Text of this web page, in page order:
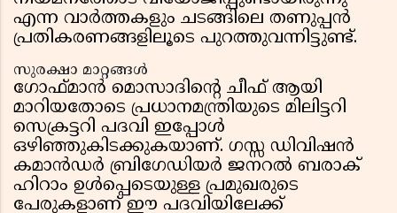
എന്ന വാർത്തകളും ചടങ്ങിലെ തണുപ്പൻ
പ്രതികരണങ്ങളിലൂടെ പുറത്തുവന്നിട്ടുണ്ട്.
സുരക്ഷാ മാറ്റങ്ങൾ
ഗോഫ്മാൻ മൊസാദിന്റെ ചീഫ് ആയി
മാറിയതോടെ പ്രധാനമന്ത്രിയുടെ മിലിട്ടറി
സെക്രട്ടറി പദവി ഇപ്പോൾ
ഒഴിഞ്ഞുകിടക്കുകയാണ്. ഗസ്സ ഡിവിഷൻ
കമാൻഡർ ബ്രിഗേഡിയർ ജനറൽ ബരാക്
ഹിറാം ഉൾപ്പെടെയുള്ള പ്രമുഖരുടെ
പേരുകളാണ് ഈ പദവിയിലേക്ക്